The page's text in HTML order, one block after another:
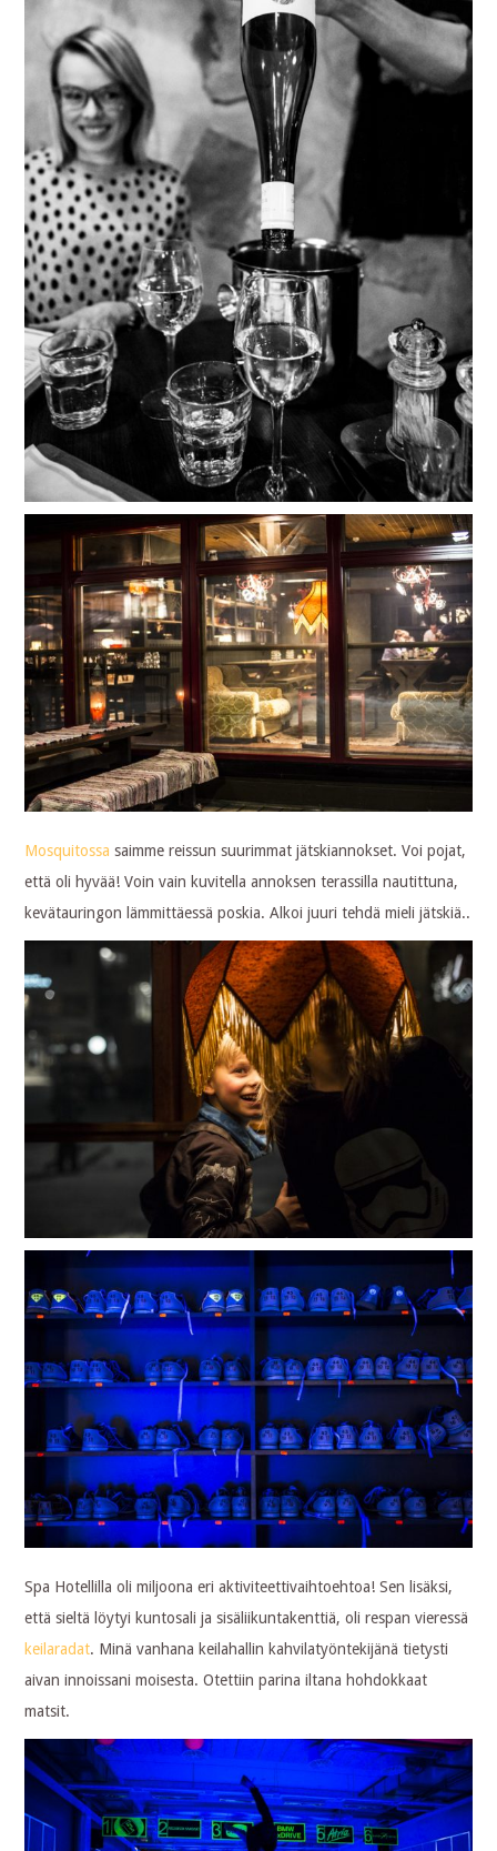
Mosquitossa saimme reissun suurimmat jätskiannokset. Voi pojat,
että oli hyvää! Voin vain kuvitella annoksen terassilla nautittuna,
kevätauringon lämmittäessä poskia. Alkoi juuri tehdä mieli jätskiä..
Spa Hotellilla oli miljoona eri aktiviteettivaihtoehtoa! Sen lisäksi,
että sieltä löytyi kuntosali ja sisäliikuntakenttiä, oli respan vieressä
keilaradat. Minä vanhana keilahallin kahvilatyöntekijänä tietysti
aivan innoissani moisesta. Otettiin parina iltana hohdokkaat
matsit.